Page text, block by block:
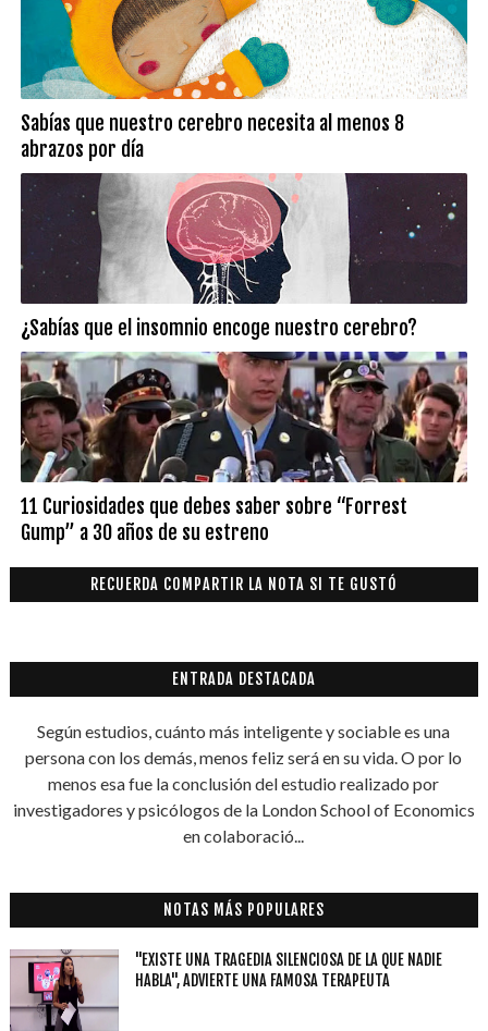
Sabías que nuestro cerebro necesita al menos 8
abrazos por día
¿Sabías que el insomnio encoge nuestro cerebro?
11 Curiosidades que debes saber sobre “Forrest
Gump” a 30 años de su estreno
RECUERDA COMPARTIR LA NOTA SI TE GUSTÓ
ENTRADA DESTACADA
Según estudios, cuánto más inteligente y sociable es una
persona con los demás, menos feliz será en su vida. O por lo
menos esa fue la conclusión del estudio realizado por
investigadores y psicólogos de la London School of Economics
en colaboració...
NOTAS MÁS POPULARES
"EXISTE UNA TRAGEDIA SILENCIOSA DE LA QUE NADIE
HABLA", ADVIERTE UNA FAMOSA TERAPEUTA